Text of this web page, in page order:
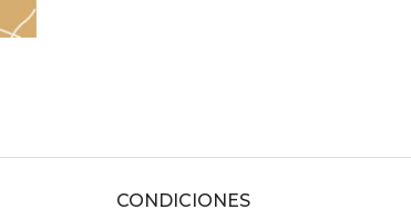
CONDICIONES